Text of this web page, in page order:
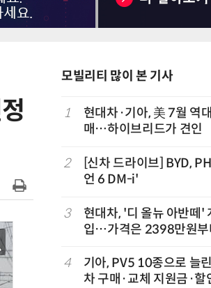
모빌리티 많이 본 기사
찻값
매 시
1
현대차·기아, 美 7월 역
매…하이브리드가 견인
2
[신차 드라이브] BYD,
언 6 DM-i'
3
현대차, '디 올뉴 아반떼'
입…가격은 2398만원부
4
기아, PV5 10종으로 늘
차 구매·교체 지원금·할